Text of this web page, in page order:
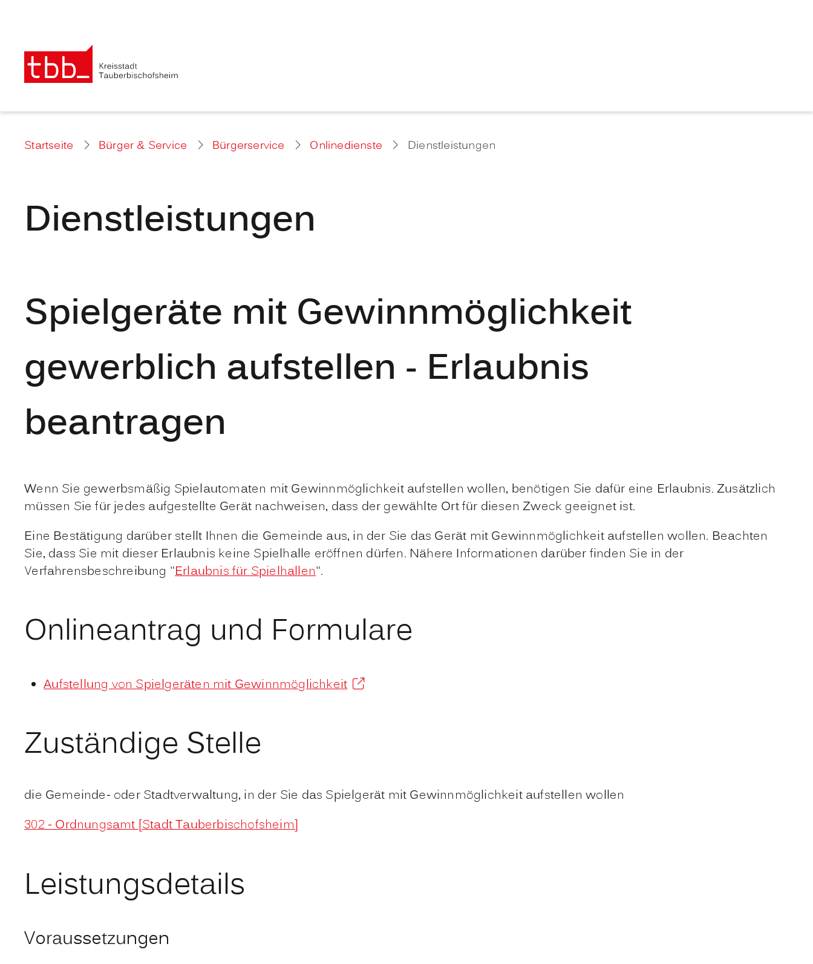
Startseite Bürger & Service Bürgerservice Onlinedienste Dienstleistungen
Dienstleistungen
Spielgeräte mit Gewinnmöglichkeit
gewerblich aufstellen - Erlaubnis
beantragen
Wenn Sie gewerbsmäßig Spielautomaten mit Gewinnmöglichkeit aufstellen wollen, benötigen Sie dafür eine Erlaubnis. Zusätzlich
müssen Sie für jedes aufgestellte Gerät nachweisen, dass der gewählte Ort für diesen Zweck geeignet ist.
Eine Bestätigung darüber stellt Ihnen die Gemeinde aus, in der Sie das Gerät mit Gewinnmöglichkeit aufstellen wollen. Beachten
Sie, dass Sie mit dieser Erlaubnis keine Spielhalle eröffnen dürfen. Nähere Informationen darüber finden Sie in der
Verfahrensbeschreibung "Erlaubnis für Spielhallen".
Onlineantrag und Formulare
Aufstellung von Spielgeräten mit Gewinnmöglichkeit
Zuständige Stelle
die Gemeinde- oder Stadtverwaltung, in der Sie das Spielgerät mit Gewinnmöglichkeit aufstellen wollen
302 - Ordnungsamt [Stadt Tauberbischofsheim]
Leistungsdetails
Voraussetzungen